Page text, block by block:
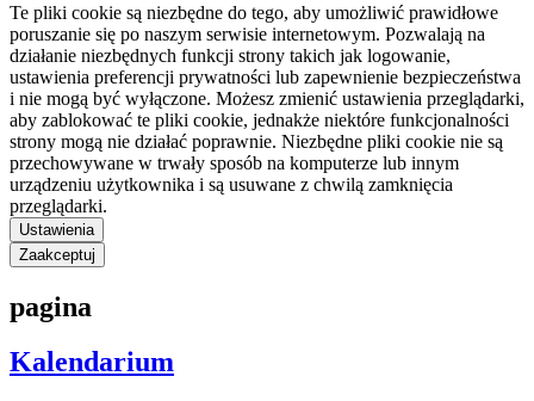
Te pliki cookie są niezbędne do tego, aby umożliwić prawidłowe
poruszanie się po naszym serwisie internetowym. Pozwalają na
działanie niezbędnych funkcji strony takich jak logowanie,
ustawienia preferencji prywatności lub zapewnienie bezpieczeństwa
i nie mogą być wyłączone. Możesz zmienić ustawienia przeglądarki,
aby zablokować te pliki cookie, jednakże niektóre funkcjonalności
strony mogą nie działać poprawnie. Niezbędne pliki cookie nie są
przechowywane w trwały sposób na komputerze lub innym
urządzeniu użytkownika i są usuwane z chwilą zamknięcia
przeglądarki.
Ustawienia
Zaakceptuj
pagina
Kalendarium